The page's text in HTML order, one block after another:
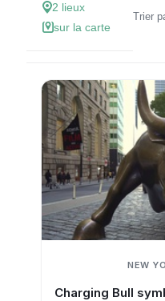
2 lieux
sur la carte
Trier
NEW
Charging Bull